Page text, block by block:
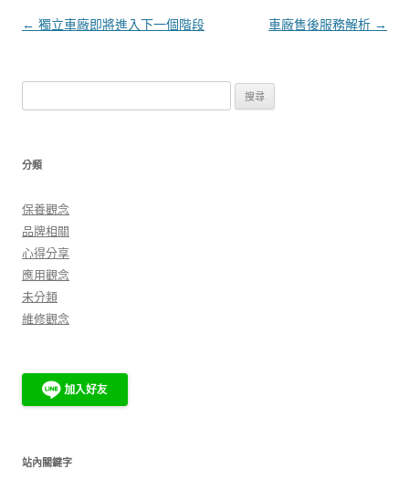
文
← 獨立車廠即將進入下一個階段 車廠售後服務解析 →
尋
鍵
分類
保養觀念
品牌相關
心得分享
應用觀念
未分類
維修觀念
站內關鍵字